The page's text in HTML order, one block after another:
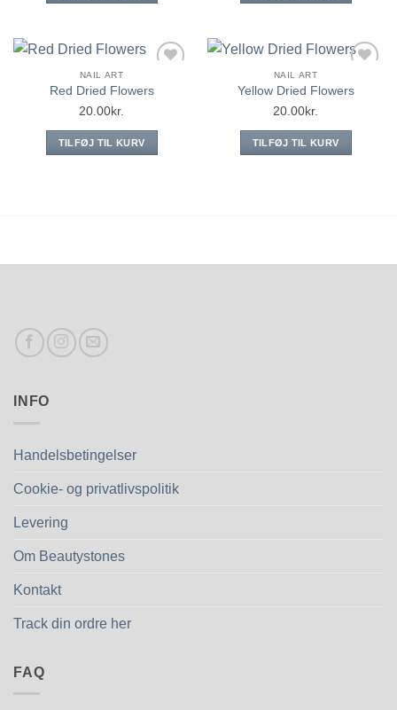
wishlist
NAIL ART
Red Dried Flowers
20.00kr.
TILFØJ TIL KURV
wishlist
NAIL ART
Yellow Dried Flowers
20.00kr.
TILFØJ TIL KURV
INFO
Handelsbetingelser
Cookie- og privatlivspolitik
Levering
Om Beautystones
Kontakt
Track din ordre her
FAQ